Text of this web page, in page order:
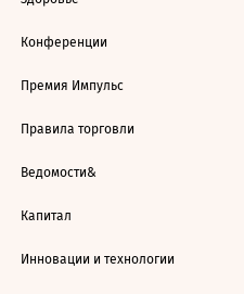
Конференции
Премия Импульс
Правила торговли
Ведомости&
Капитал
Инновации и технологии